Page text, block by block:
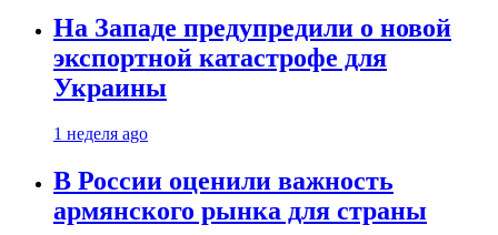
На Западе предупредили о новой
экспортной катастрофе для
Украины
1 неделя ago
В России оценили важность
армянского рынка для страны